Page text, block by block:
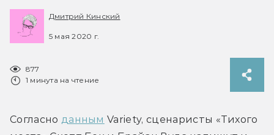
Дмитрий Кинский
5 мая 2020 г.
877
1 минута на чтение
Согласно данным Variety, сценаристы «Тихого